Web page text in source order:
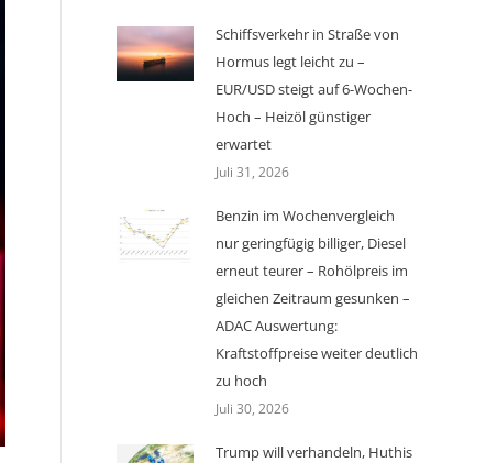
Schiffsverkehr in Straße von
Hormus legt leicht zu –
EUR/USD steigt auf 6-Wochen-
Hoch – Heizöl günstiger
erwartet
Juli 31, 2026
Benzin im Wochenvergleich
nur geringfügig billiger, Diesel
erneut teurer – Rohölpreis im
gleichen Zeitraum gesunken –
ADAC Auswertung:
Kraftstoffpreise weiter deutlich
zu hoch
Juli 30, 2026
Trump will verhandeln, Huthis